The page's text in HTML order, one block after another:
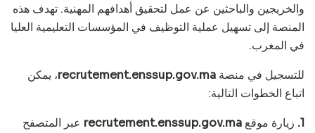
والخريجين والباحثين عن عمل لتحقيق أهدافهم المهنية. تهدف هذه
المنصة إلى تسهيل عملية التوظيف في المؤسسات التعليمية العليا
في المغرب.
للتسجيل في منصة recrutement.enssup.gov.ma، يمكن
اتباع الخطوات التالية:
1. زيارة موقع recrutement.enssup.gov.ma عبر المتصفح